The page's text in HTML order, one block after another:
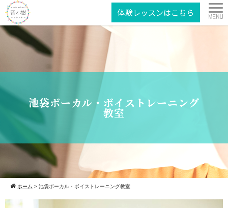
体験レッスンはこちら
池袋ボーカル・ボイストレーニング
教室
ホーム > 池袋ボーカル・ボイストレーニング教室